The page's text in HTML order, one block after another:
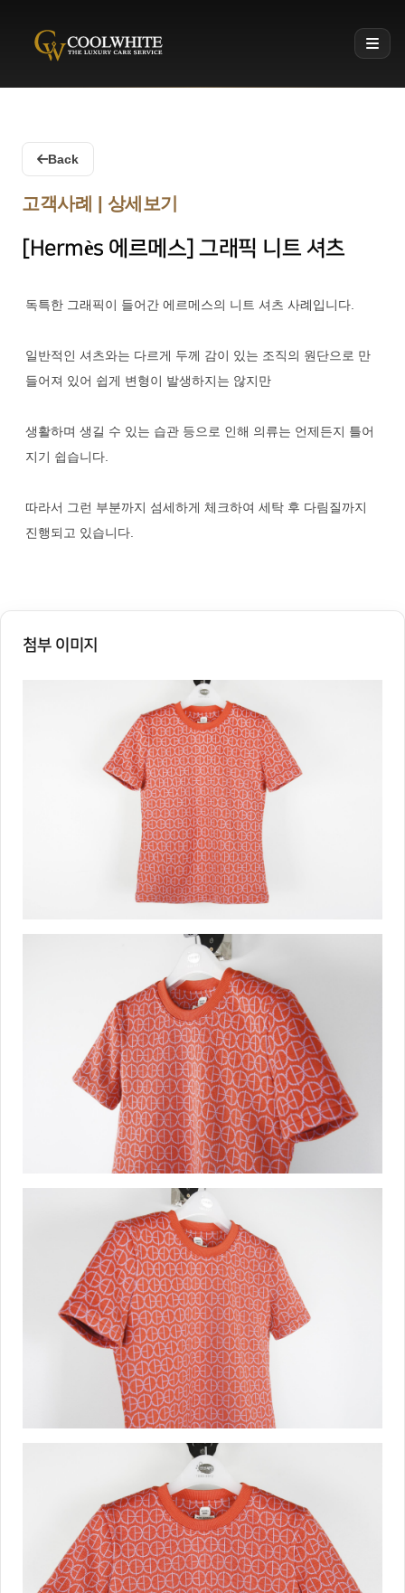
Coolwhite
Back
고객사례 | 상세보기
[Hermès 에르메스] 그래픽 니트 셔츠
독특한 그래픽이 들어간 에르메스의 니트 셔츠 사례입니다.
일반적인 셔츠와는 다르게 두께 감이 있는 조직의 원단으로 만
들어져 있어 쉽게 변형이 발생하지는 않지만
생활하며 생길 수 있는 습관 등으로 인해 의류는 언제든지 틀어
지기 쉽습니다.
따라서 그런 부분까지 섬세하게 체크하여 세탁 후 다림질까지
진행되고 있습니다.
첨부 이미지